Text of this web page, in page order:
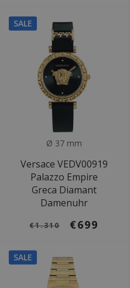
SALE
Ø 37 mm
Versace VEDV00919
Palazzo Empire
Greca Diamant
Damenuhr
€1.310 €699
SALE